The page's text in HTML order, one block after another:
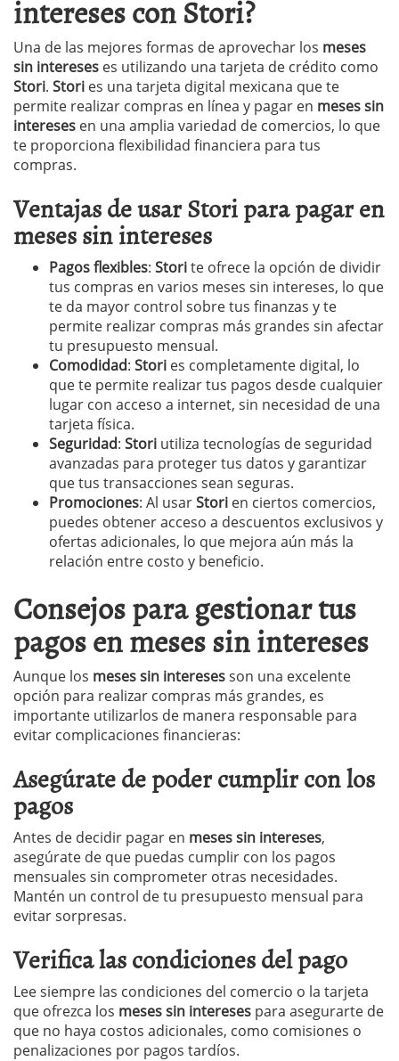
intereses con Stori?
Una de las mejores formas de aprovechar los meses
sin intereses es utilizando una tarjeta de crédito como
Stori. Stori es una tarjeta digital mexicana que te
permite realizar compras en línea y pagar en meses sin
intereses en una amplia variedad de comercios, lo que
te proporciona flexibilidad financiera para tus
compras.
Ventajas de usar Stori para pagar en
meses sin intereses
Pagos flexibles: Storite ofrece la opción de dividir
tus compras en varios meses sin intereses, lo que
te da mayor control sobre tus finanzas y te
permite realizar compras más grandes sin afectar
tu presupuesto mensual.
Comodidad: Stori es completamente digital, lo
que te permite realizar tus pagos desde cualquier
lugar con acceso a internet, sin necesidad de una
tarjeta física.
Seguridad: Stori utiliza tecnologías de seguridad
avanzadas para proteger tus datos y garantizar
que tus transacciones sean seguras.
Promociones: Al usarStori en ciertos comercios,
puedes obtener acceso a descuentos exclusivos y
ofertas adicionales, lo que mejora aún más la
relación entre costo y beneficio.
Consejos para gestionar tus
pagos en meses sin intereses
Aunque los meses sin interesesson una excelente
opción para realizar compras más grandes, es
importante utilizarlos de manera responsable para
evitar complicaciones financieras:
Asegúrate de poder cumplir con los
pagos
Antes de decidir pagar en meses sin intereses,
asegúrate de que puedas cumplir con los pagos
mensuales sin comprometer otras necesidades.
Mantén un control de tu presupuesto mensual para
evitar sorpresas.
Verifica las condiciones del pago
Lee siempre las condiciones del comercio o la tarjeta
que ofrezca los meses sin intereses para asegurarte de
que no haya costos adicionales, como comisiones o
penalizaciones por pagos tardíos.